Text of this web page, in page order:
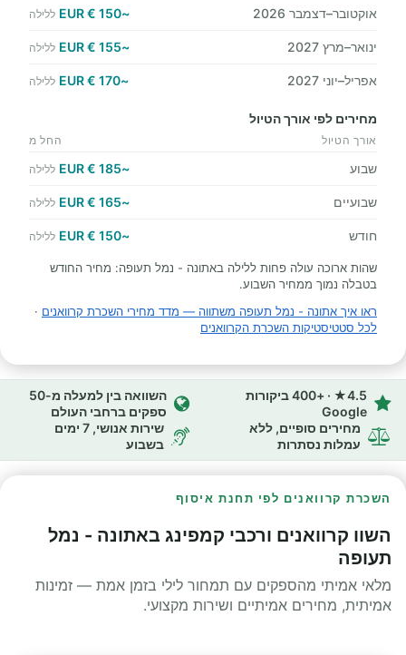
אוקטובר–דצמבר 2026 ~150 € EUR ללילה
ינואר–מרץ 2027 ~155 € EUR ללילה
אפריל–יוני 2027 ~170 € EUR ללילה
מחירים לפי אורך הטיול
אורך הטיול החל מ
שבוע ~185 € EUR ללילה
שבועיים ~165 € EUR ללילה
חודש ~150 € EUR ללילה
שהות ארוכה עולה פחות ללילה באתונה - נמל תעופה: מחיר החודש
בטבלה נמוך ממחיר השבוע.
ראו איך אתונה - נמל תעופה משתווה — מדד מחירי השכרת קרוואנים ·
לכל סטטיסטיקות השכרת הקרוואנים
4.5★ · +400 ביקורות
Google
השוואה בין למעלה מ-50
ספקים ברחבי העולם
מחירים סופיים, ללא
עמלות נסתרות
שירות אנושי, 7 ימים
בשבוע
השכרת קרוואנים לפי תחנת איסוף
השוו קרוואנים ורכבי קמפינג באתונה - נמל
תעופה
מלאי אמיתי מהספקים עם תמחור לילי בזמן אמת — זמינות
אמיתית, מחירים אמיתיים ושירות מקצועי.